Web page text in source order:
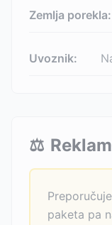
Zemlja porekla:
Uvoznik:
⚖️
paketa pa